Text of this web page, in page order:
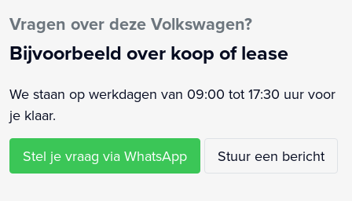
Bestuurdersairbag
Bluetooth telefoonvoorbereiding
Buitenspiegels elektrisch verstel- en verwarmbaar
Buitenspiegels in carrosseriekleur
Bumpers in carrosseriekleur
Carbonafwerking interieur
Vragen over deze Volkswagen?
Bijvoorbeeld over koop of lease
We staan op werkdagen van 09:00 tot 17:30 uur voor
je klaar.
Stel je vraag via WhatsApp Stuur een bericht